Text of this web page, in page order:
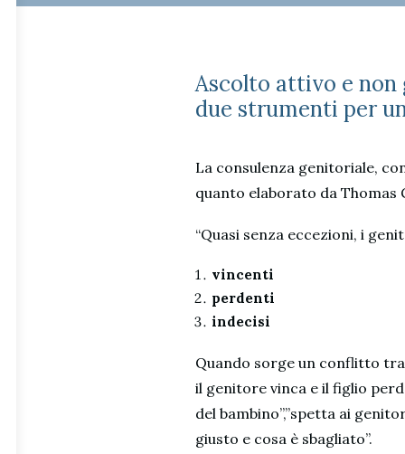
Ascolto attivo e
due strumenti per
La consulenza genitoriale,
quanto elaborato da
“Quasi senza eccezioni, i
vincenti
perdenti
indecisi
Quando sorge un conflitto tra
il genitore vinca e il figlio
del bambino”,”spetta ai
giusto e cosa è sbagliato”.